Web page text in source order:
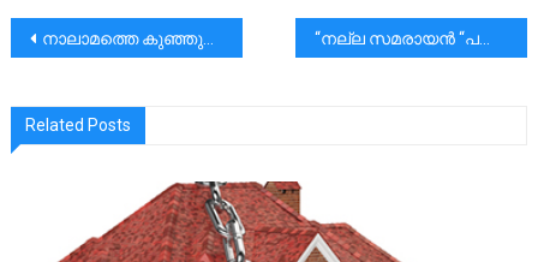
പോസ്റ്റുകളിലൂടെ
നാലാമത്തെ കുഞ്ഞുമുതല്‍ പ്രസവചിലവുകള്‍ സൗജന്യം | THALASSERY DIOCESE | MAR JOSEPH PAMPLANY “നല്ല സമരായന്‍ “പദ്ധതിയുമായി കേന്ദ്രസര്‍ക്കാര്‍ |അഭിന്ദനവുമായി പ്രൊ ലൈഫ് അപ്പോസ്തലേറ്റ്|PRO LIFE APOSTOLATE
Related Posts